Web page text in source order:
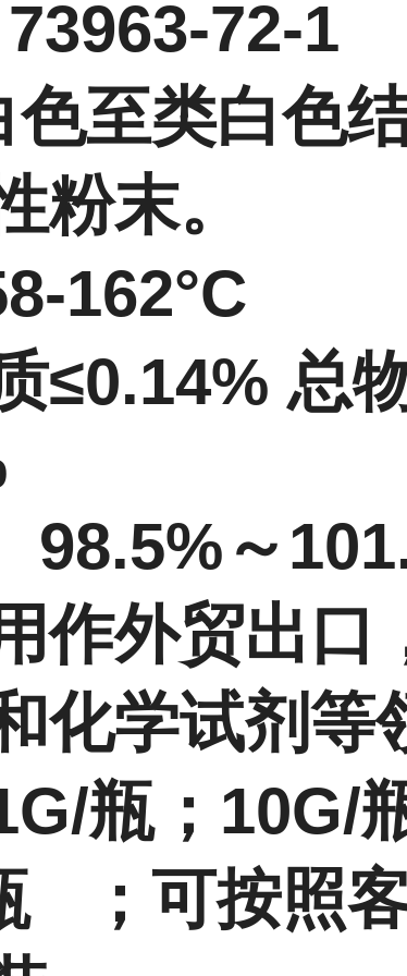
72-1
色至类白色
粉末。
162°C
≤0.14% 总
98.5%～
作外贸出口
化学试剂等
瓶；10G/
；可按照